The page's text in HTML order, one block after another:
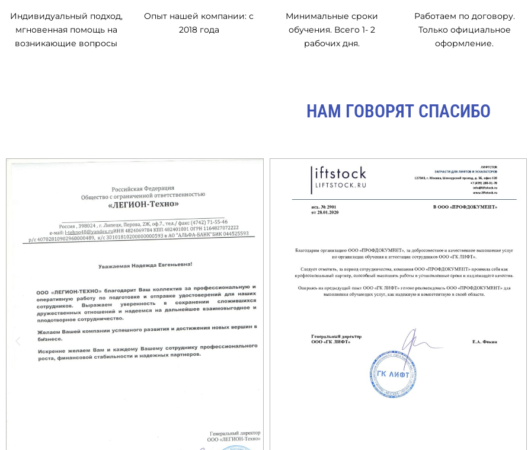
Индивидуальный подход,
мгновенная помощь на
возникающие вопросы
Опыт нашей компании: с
2018 года
Минимальные сроки
обучения. Всего 1- 2
рабочих дня.
Работаем по договору.
Только официальное
оформление.
НАМ ГОВОРЯТ СПАСИБО